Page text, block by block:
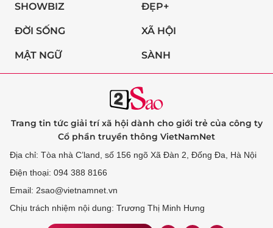
SHOWBIZ ĐẸP+
ĐỜI SỐNG XÃ HỘI
MẬT NGỮ SÀNH
Trang tin tức giải trí xã hội dành cho giới trẻ của công ty
Cổ phần truyền thông VietNamNet
Địa chỉ: Tòa nhà C’land, số 156 ngõ Xã Đàn 2, Đống Đa, Hà Nội
Điện thoại: 094 388 8166
Email: 2sao@vietnamnet.vn
Chịu trách nhiệm nội dung: Trương Thị Minh Hưng